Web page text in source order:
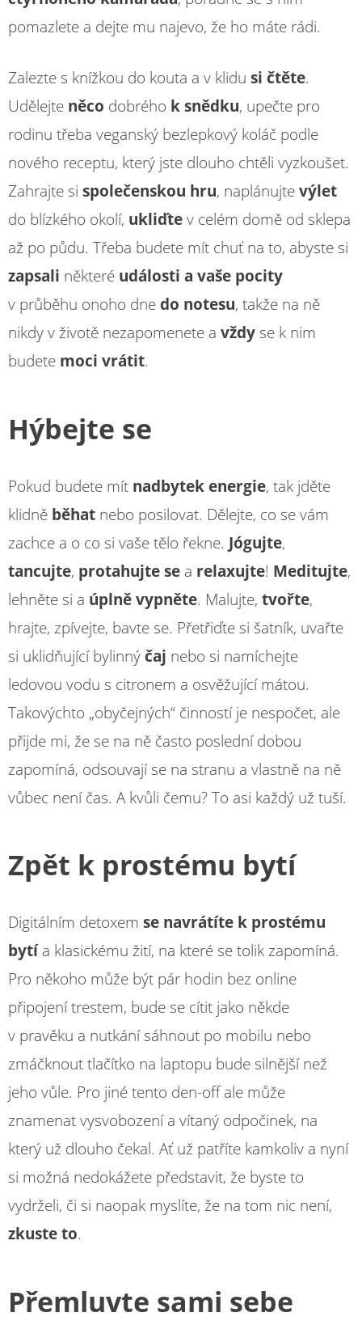
pomazlete a dejte mu najevo, že ho máte rádi.
Zalezte s knížkou do kouta a v klidu si čtěte.
Udělejte něco dobrého k snědku, upečte pro
rodinu třeba veganský bezlepkový koláč podle
nového receptu, který jste dlouho chtěli vyzkoušet.
Zahrajte si společenskou hru, naplánujtevýlet
do blízkého okolí, ukliďtev celém domě od sklepa
až po půdu. Třeba budete mít chuť na to, abyste si
zapsali některé události a vaše pocity
v průběhu onoho dnedo notesu, takže na ně
nikdy v životě nezapomenete a vždy se k nim
budete moci vrátit.
Hýbejte se
Pokud budete mít nadbytek energie, tak jděte
klidně běhat nebo posilovat. Dělejte, co se vám
zachce a o co si vaše tělo řekne. Jógujte,
tancujte, protahujtese a relaxujte! Meditujte,
lehněte si a úplně vypněte. Malujte, tvořte,
hrajte, zpívejte, bavte se. Přetřiďte si šatník, uvařte
si uklidňující bylinnýčaj nebo si namíchejte
ledovou vodu s citronem a osvěžující mátou.
Takovýchto „obyčejných“ činností je nespočet, ale
přijde mi, že se na ně často poslední dobou
zapomíná, odsouvají se na stranu a vlastně na ně
vůbec není čas. A kvůli čemu? To asi každý už tuší.
Zpět k prostému bytí
Digitálním detoxem se navrátíte k prostému
bytía klasickému žití, na které se tolik zapomíná.
Pro někoho může být pár hodin bez online
připojení trestem, bude se cítit jako někde
v pravěku a nutkání sáhnout po mobilu nebo
zmáčknout tlačítko na laptopu bude silnější než
jeho vůle. Pro jiné tento den-off ale může
znamenat vysvobození a vítaný odpočinek, na
který už dlouho čekal. Ať už patříte kamkoliv a nyní
si možná nedokážete představit, že byste to
vydrželi, či si naopak myslíte, že na tom nic není,
zkuste to.
Přemluvte sami sebe